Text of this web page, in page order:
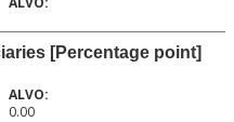
[Percentage point]
0.00